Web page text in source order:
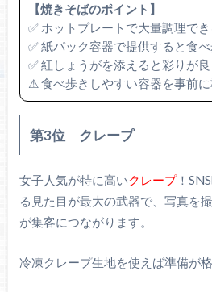
【焼きそばのポイント】
✅ ホットプレートで大量調理でき
✅ 紙パック容器で提供すると食
✅ 紅しょうがを添えると彩りが
⚠ 食べ歩きしやすい容器を事前に
第3位 クレープ
女子人気が特に高いクレープ！
る見た目が最大の武器で、写真を
が集客につながります。
冷凍クレープ生地を使えば準備が